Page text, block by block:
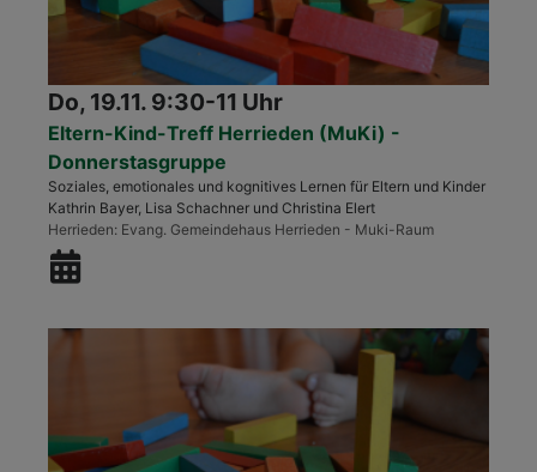
Do, 19.11. 9:30-11 Uhr
Eltern-Kind-Treff Herrieden (MuKi) -
Donnerstasgruppe
Soziales, emotionales und kognitives Lernen für Eltern und Kinder
Kathrin Bayer, Lisa Schachner und Christina Elert
Herrieden Evang. Gemeindehaus Herrieden - Muki-Raum